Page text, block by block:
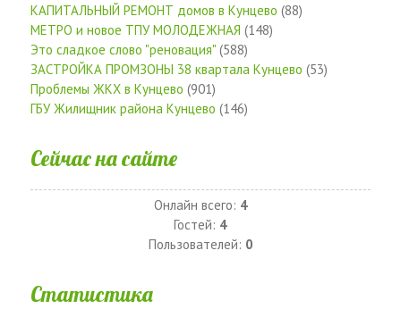
КАПИТАЛЬНЫЙ РЕМОНТ домов в Кунцево (88)
МЕТРО и новое ТПУ МОЛОДЕЖНАЯ (148)
Это сладкое слово "реновация" (588)
ЗАСТРОЙКА ПРОМЗОНЫ 38 квартала Кунцево (53)
Проблемы ЖКХ в Кунцево (901)
ГБУ Жилищник района Кунцево (146)
Сейчас на сайте
Онлайн всего: 4
Гостей: 4
Пользователей: 0
Статистика